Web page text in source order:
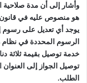
وأشار إلى أن مدة
هو منصوص عليه في قانون
يوجد أي تعديل على رسوم
الرسوم المحددة في
خدمة توصيل بقيمة ثلاثة
توصيل الجواز إلى
الطلب.